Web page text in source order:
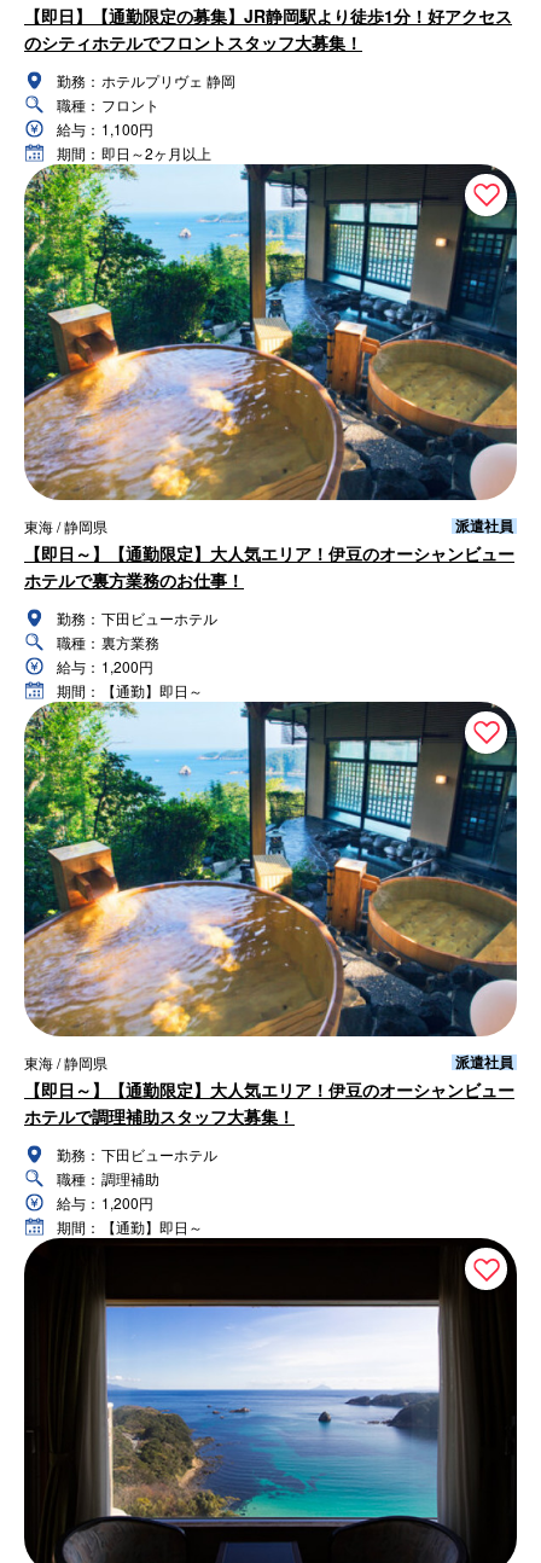
【即日】【通勤限定の募集】JR静岡駅より徒歩1分！好アクセス
のシティホテルでフロントスタッフ大募集！
勤務： ホテルプリヴェ 静岡
職種： フロント
給与： 1,100円
期間： 即日～2ヶ月以上
東海 / 静岡県 派遣社員
【即日～】【通勤限定】大人気エリア！伊豆のオーシャンビュー
ホテルで裏方業務のお仕事！
勤務： 下田ビューホテル
職種： 裏方業務
給与： 1,200円
期間：
【通勤】即日～
東海 / 静岡県 派遣社員
【即日～】【通勤限定】大人気エリア！伊豆のオーシャンビュー
ホテルで調理補助スタッフ大募集！
勤務： 下田ビューホテル
職種： 調理補助
給与： 1,200円
期間：
【通勤】即日～